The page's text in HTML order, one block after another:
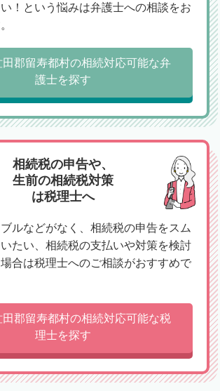
！という悩みは弁護士への相談をお
田郡留寿都村の相続対応可能な弁
護士を探す
相続税の申告や、
生前の相続税対策
は税理士へ
ルなどがなく、相続税の申告をスム
たい、相続税の支払いや対策を検討
合は税理士へのご相談がおすすめで
田郡留寿都村の相続対応可能な税
理士を探す